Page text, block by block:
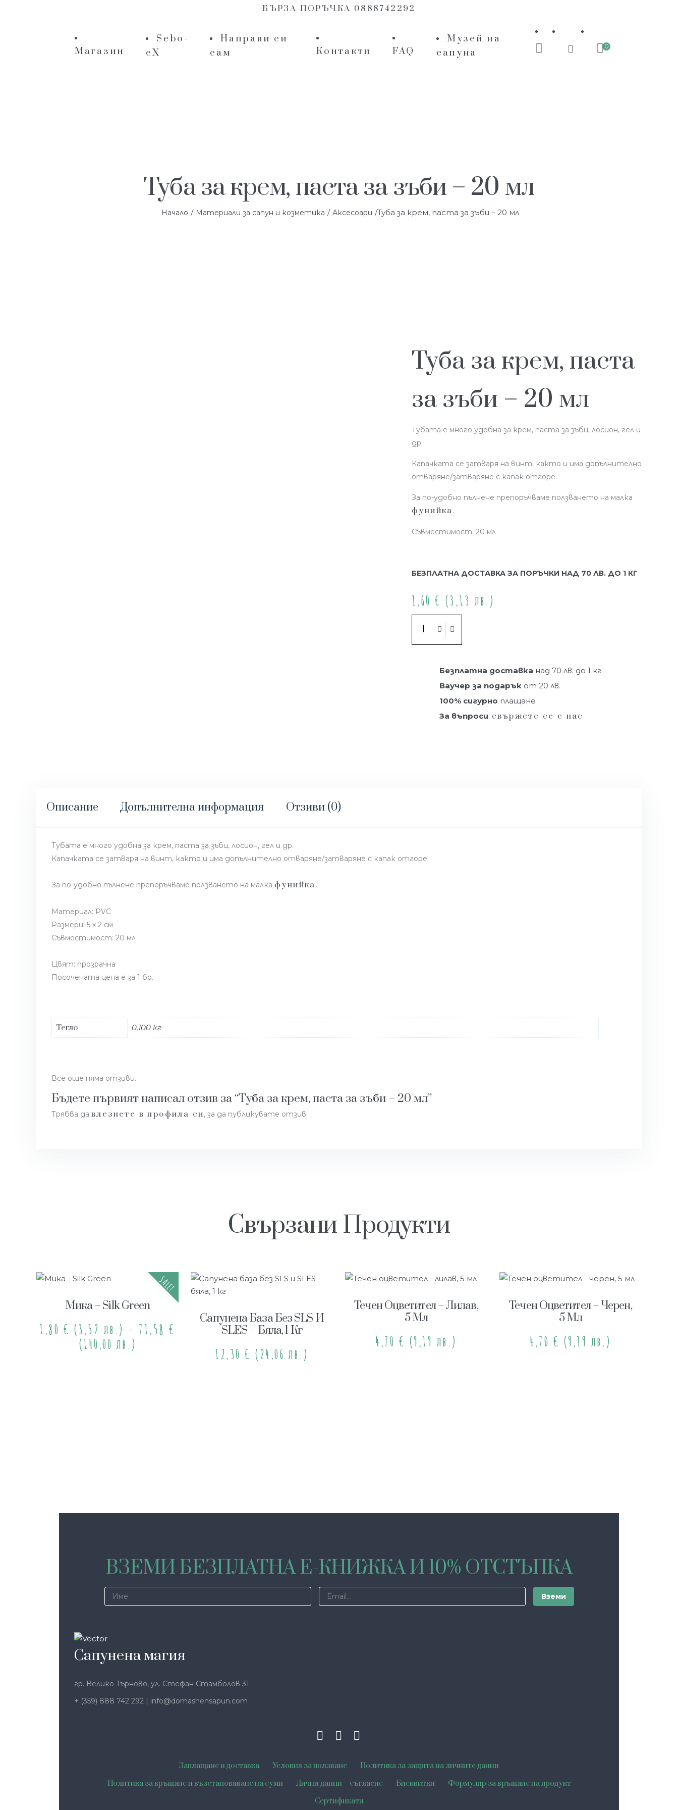
БЪРЗА ПОРЪЧКА 0888742292
Магазин
Sebo-
eX
Направи си
сам
Контакти FAQ
Музей на
сапуна
0
Туба за крем, паста за зъби – 20 мл
Начало / Материали за сапун и козметика / Аксесоари /Туба за крем, паста за зъби – 20 мл
Туба за крем, паста
за зъби – 20 мл
Тубата е много удобна за крем, паста за зъби, лосион, гел и
др.
Капачката се затваря на винт, както и има допълнително
отваряне/затваряне с капак отгоре.
За по-удобно пълнене препоръчваме ползването на малка
фунийка .
Съвместимост: 20 мл
БЕЗПЛАТНА ДОСТАВКА ЗА ПОРЪЧКИ НАД 70 ЛВ. ДО 1 КГ
1,60 € (3,13 лв.)
Безплатна доставка над 70 лв. до 1 кг
Ваучер за подарък от 20 лв.
100% сигурно плащане
За въпроси: свържете се с нас
Описание Допълнителна информация Отзиви (0)
Тубата е много удобна за крем, паста за зъби, лосион, гел и др.
Капачката се затваря на винт, както и има допълнително отваряне/затваряне с капак отгоре.
За по-удобно пълнене препоръчваме ползването на малка фунийка .
Материал: PVC
Размери: 5 х 2 см
Съвместимост: 20 мл
Цвят: прозрачна
Посочената цена е за 1 бр.
Тегло 0,100 кг
Все още няма отзиви.
Бъдете първият написал отзив за “Туба за крем, паста за зъби – 20 мл”
Трябва да влезнете в профила си, за да публикувате отзив.
Свързани Продукти
SALE!
Мика – Silk Green
1,80 € (3,52 лв.) – 71,58 €
(140,00 лв.)
Сапунена База Без SLS И
SLES – Бяла, 1 Кг
12,30 € (24,06 лв.)
Течен Оцветител – Лилав,
5 Мл
4,70 € (9,19 лв.)
Течен Оцветител – Черен,
5 Мл
4,70 € (9,19 лв.)
ВЗЕМИ БЕЗПЛАТНА Е-КНИЖКА И 10% ОТСТЪПКА
Сапунена магия
гр. Велико Търново, ул. Стефан Стамболов 31
+ (359) 888 742 292 | info@domashensapun.com
Заплащане и доставка Условия за ползване
Политика за защита на личните данни
Политика за връщане и възстановяване на суми
Лични данни – съгласие Бисквитки
Формуляр за връщане на продукт
Сертификати